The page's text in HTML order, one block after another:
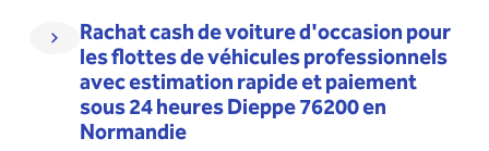
Rachat cash de voiture d'occasion pour
les flottes de véhicules professionnels
avec estimation rapide et paiement
sous 24 heures Dieppe 76200 en
Normandie